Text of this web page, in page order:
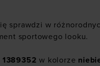
sprawdzi w
sportowego looku.
1389352 w kolorze